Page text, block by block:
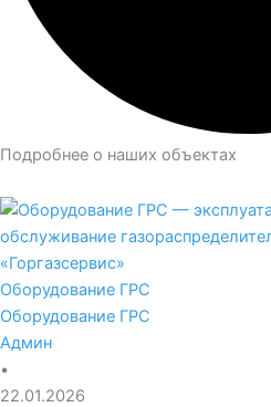
Подробнее о наших объектах
Оборудование ГРС
Оборудование ГРС
Админ
•
22.01.2026